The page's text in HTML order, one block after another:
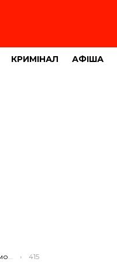
КРИМІНАЛ АФІША
415